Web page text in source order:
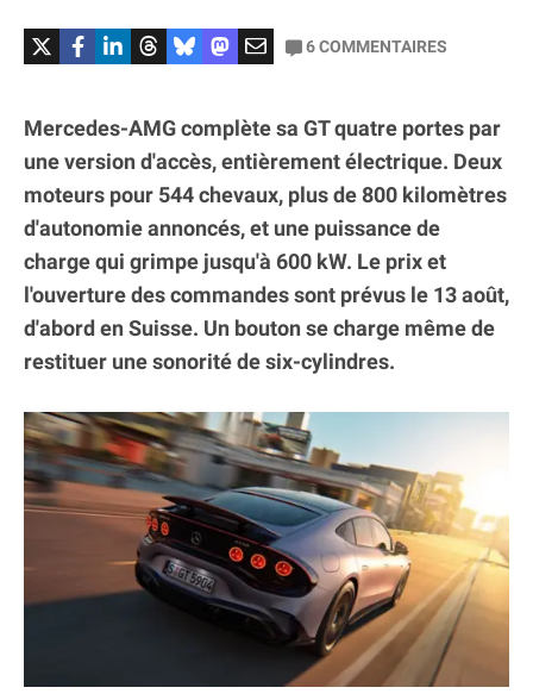
6COMMENTAIRES
Mercedes-AMG complète sa GT quatre portes par
une version d'accès, entièrement électrique. Deux
moteurs pour 544 chevaux, plus de 800 kilomètres
d'autonomie annoncés, et une puissance de
charge qui grimpe jusqu'à 600 kW. Le prix et
l'ouverture des commandes sont prévus le 13 août,
d'abord en Suisse. Un bouton se charge même de
restituer une sonorité de six-cylindres.